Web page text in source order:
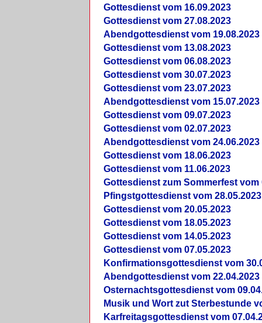
Gottesdienst vom 16.09.2023
Gottesdienst vom 27.08.2023
Abendgottesdienst vom 19.08.2023
Gottesdienst vom 13.08.2023
Gottesdienst vom 06.08.2023
Gottesdienst vom 30.07.2023
Gottesdienst vom 23.07.2023
Abendgottesdienst vom 15.07.2023
Gottesdienst vom 09.07.2023
Gottesdienst vom 02.07.2023
Abendgottesdienst vom 24.06.2023
Gottesdienst vom 18.06.2023
Gottesdienst vom 11.06.2023
Gottesdienst zum Sommerfest vom
Pfingstgottesdienst vom 28.05.2023
Gottesdienst vom 20.05.2023
Gottesdienst vom 18.05.2023
Gottesdienst vom 14.05.2023
Gottesdienst vom 07.05.2023
Konfirmationsgottesdienst vom
Abendgottesdienst vom 22.04.2023
Osternachtsgottesdienst vom
Musik und Wort zut Sterbestunde
Karfreitagsgottesdienst vom